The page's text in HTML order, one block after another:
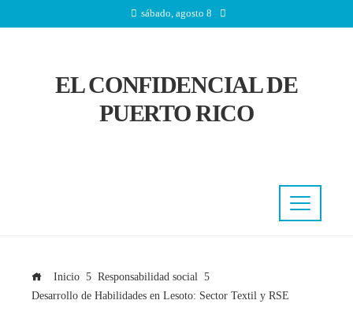
sábado, agosto 8
EL CONFIDENCIAL DE
PUERTO RICO
Inicio
Responsabilidad social
Desarrollo de Habilidades en Lesoto: Sector Textil y RSE